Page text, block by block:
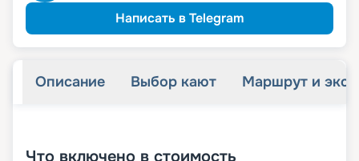
Написать в Telegram
Описание Выбор кают Маршрут и
Что включено в стоимость